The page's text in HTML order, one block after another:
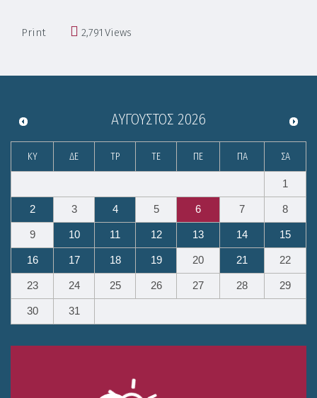
Print 2,791 Views
ΑΎΓΟΥΣΤΟΣ 2026
ΚΥ ΔΕ ΤΡ ΤΕ ΠΕ ΠΑ ΣΑ
1
2 3 4 5 6 7 8
9 10 11 12 13 14 15
16 17 18 19 20 21 22
23 24 25 26 27 28 29
30 31